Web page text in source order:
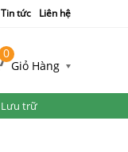
Tin tức Liên hệ
0
Giỏ Hàng
Lưu trữ